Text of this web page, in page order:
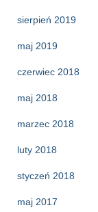
sierpień 2019
maj 2019
czerwiec 2018
maj 2018
marzec 2018
luty 2018
styczeń 2018
maj 2017